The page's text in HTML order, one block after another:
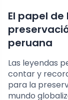
El papel
peruana
Las leyendas
contar y
para la
mundo